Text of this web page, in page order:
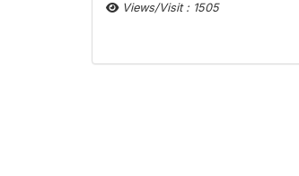
Views/Visit : 1505